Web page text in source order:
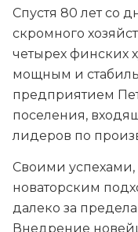
Спустя 80 лет со
скромного
четырех финских
мощным и
предприятием
поселения,
лидеров по
Своими
новаторским
далеко за
Внедрение